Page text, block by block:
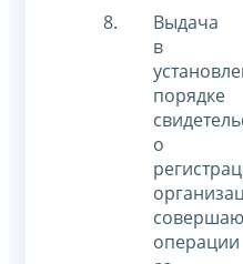
Выдача
в
порядке
о
операции